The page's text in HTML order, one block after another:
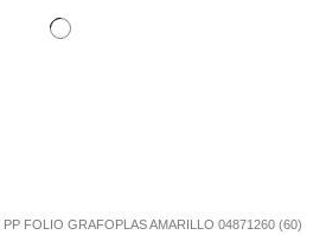
FOLIO GRAFOPLAS AMARILLO 04871260 (60)